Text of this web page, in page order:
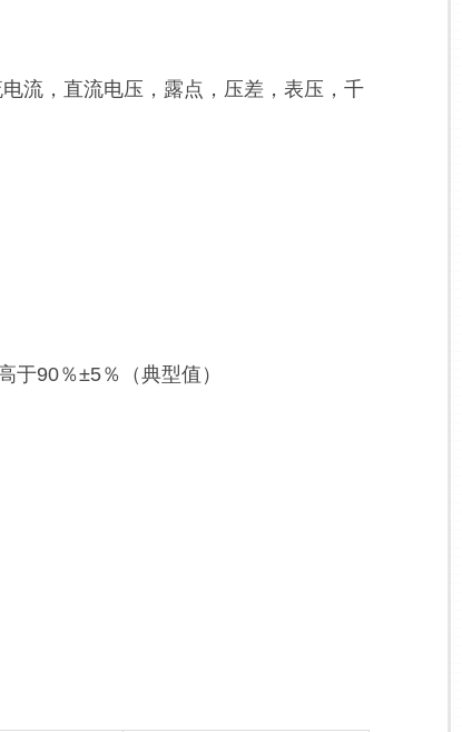
流，直流电压，露点，压差，表压，千
于90％±5％（典型值）